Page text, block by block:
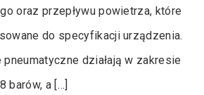
oraz przepływu powietrza, które
do specyfikacji urządzenia.
działają w zakresie
barów, a […]